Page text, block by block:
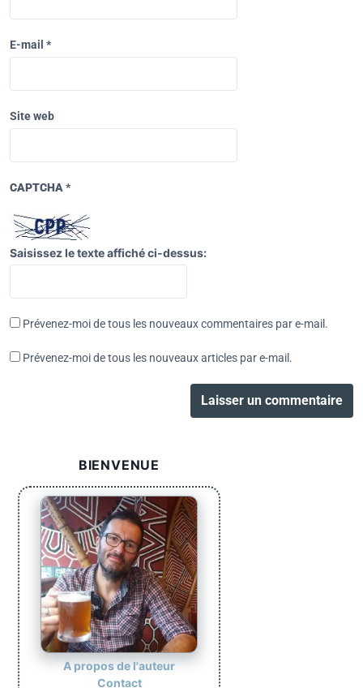
E-mail *
Site web
CAPTCHA *
Saisissez le texte affiché ci-dessus:
Prévenez-moi de tous les nouveaux commentaires par e-mail.
Prévenez-moi de tous les nouveaux articles par e-mail.
BIENVENUE
A propos de l'auteur
Contact